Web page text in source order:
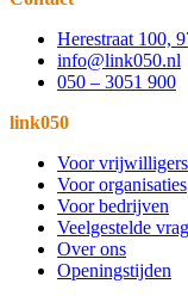
Herestraat 100,
info@link050.nl
050 – 3051 900
link050
Voor vrijwilligers
Voor organisaties
Voor bedrijven
Veelgestelde
Over ons
Openingstijden